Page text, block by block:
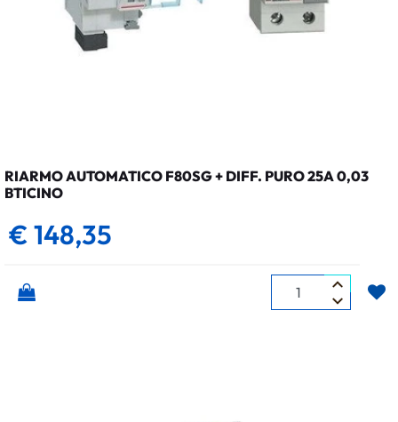
RIARMO AUTOMATICO F80SG + DIFF. PURO 25A 0,03
BTICINO
€ 148,35
Quantità